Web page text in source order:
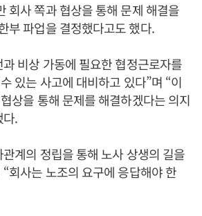
회사 쪽과 협상을 통해 문제 해결을
부 파업을 결정했다고도 했다.
비상 가동에 필요한 협정근로자를
있는 사고에 대비하고 있다”며 “이
상을 통해 문제를 해결하겠다는 의지
다.
계의 정립을 통해 노사 상생의 길을
회사는 노조의 요구에 응답해야 한